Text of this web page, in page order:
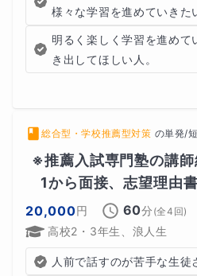
様々な学習を進めていきた
明るく楽しく学習を進めて
き出してほしい人。
総合型・学校推薦型対策 の単発/
※推薦入試専門塾の講師
1から面接、志望理由
20,000円 60分 (全4 回)
高校2・3年生、浪人生
人前で話すのが苦手な生徒